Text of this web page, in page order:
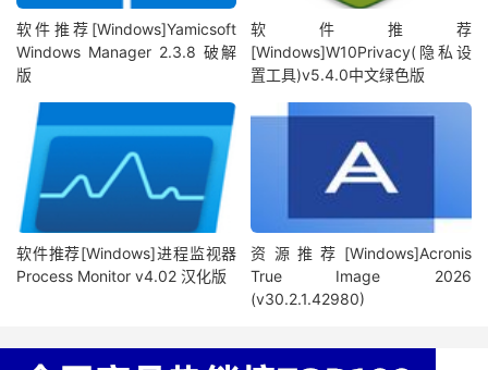
软件推荐[Windows]Yamicsoft
Windows Manager 2.3.8 破解
版
软件推荐
[Windows]W10Privacy(隐私设
置工具)v5.4.0中文绿色版
软件推荐[Windows]进程监视器
Process Monitor v4.02 汉化版
资源推荐[Windows]Acronis
True Image 2026
(v30.2.1.42980)